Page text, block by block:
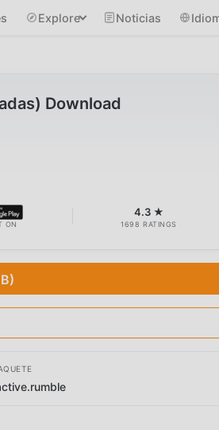
Explore Noticias
Download
ON
4.3 ★
1698 RATINGS